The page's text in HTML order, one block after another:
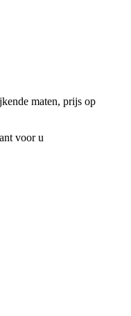
maten, prijs op
voor u